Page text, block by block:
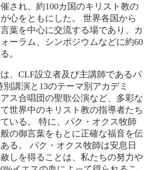
され、約100カ国のキリスト教の
心をともにした。 世界各国から
葉を中心に交流する場であり、カ
ーラム、シンポジウムなどに約60
。
、CLF設立者及び主講師であるパ
別講演と13のテーマ別アカデミ
ス合唱団の聖歌公演など、多彩な
世界中のキリスト教の指導者たち
いる。 特に、パク・オクス牧師
の御言葉をもとに正確な福音を伝
る。 パク・オクス牧師は安息日
しを得ることは、私たちの努力や